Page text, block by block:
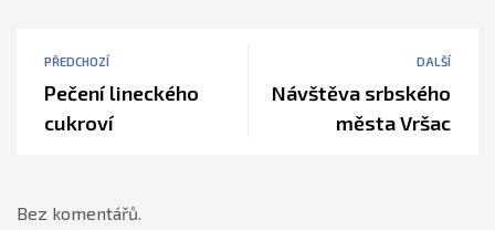
PŘEDCHOZÍ
Pečení lineckého
cukroví
DALŠÍ
Návštěva srbského
města Vršac
Bez komentářů.